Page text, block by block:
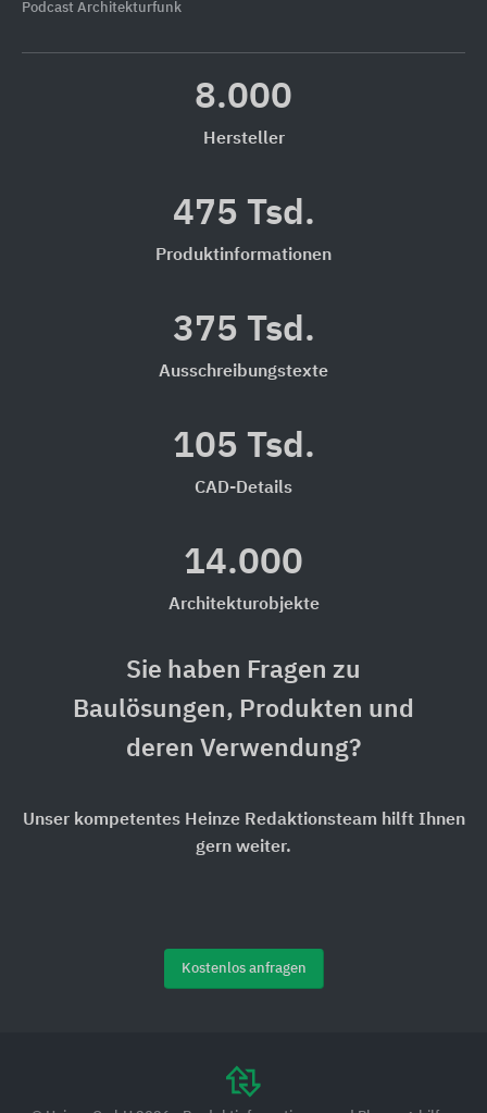
Podcast Architekturfunk
8.000
Hersteller
475 Tsd.
Produktinformationen
375 Tsd.
Ausschreibungstexte
105 Tsd.
CAD-Details
14.000
Architekturobjekte
Sie haben Fragen zu
Baulösungen, Produkten und
deren Verwendung?
Unser kompetentes Heinze Redaktionsteam hilft Ihnen
gern weiter.
Kostenlos anfragen